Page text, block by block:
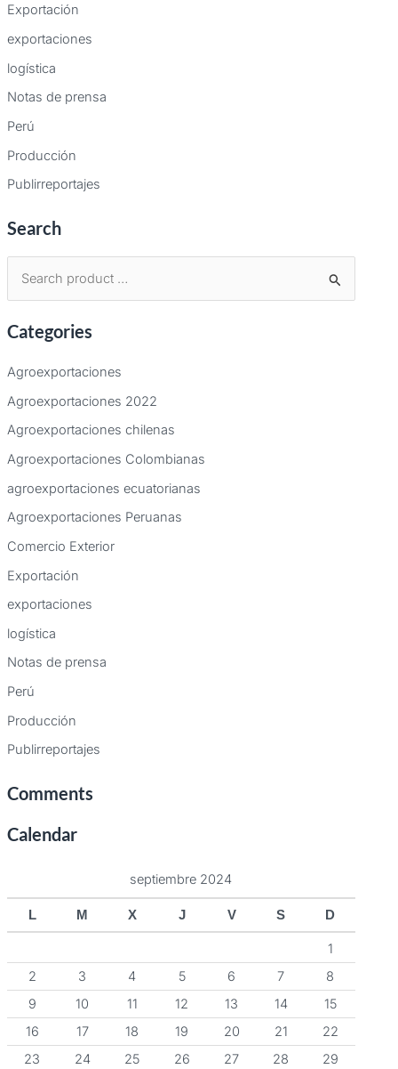
Exportación
exportaciones
logística
Notas de prensa
Perú
Producción
Publirreportajes
Search
s
r
p
o
r
:
Categories
Agroexportaciones
Agroexportaciones 2022
Agroexportaciones chilenas
Agroexportaciones Colombianas
agroexportaciones ecuatorianas
Agroexportaciones Peruanas
Comercio Exterior
Exportación
exportaciones
logística
Notas de prensa
Perú
Producción
Publirreportajes
Comments
Calendar
septiembre 2024
L M X J V S D
1
2
3 4 5 6 7
8
9
10 11 12 13 14
15
16
17 18 19 20 21
22
23
24 25 26 27 28
29